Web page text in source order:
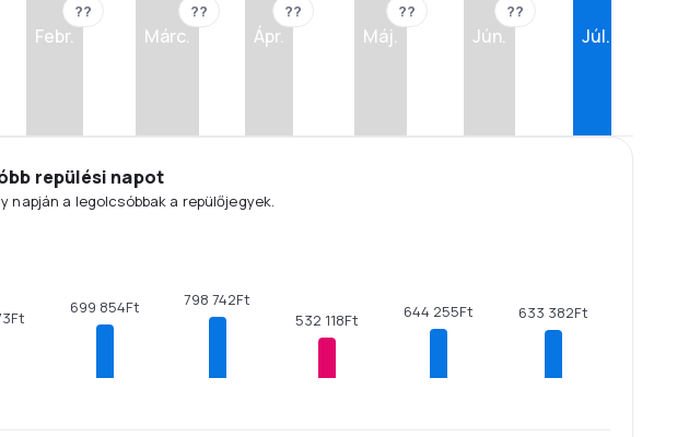
Febr.
??
Márc.
??
Ápr.
??
Máj.
??
Jún.
??
Júl.
repülési napot
napján a legolcsóbbak a repülőjegyek.
699 854Ft
798 742Ft
532 118Ft
644 255Ft 633 382Ft